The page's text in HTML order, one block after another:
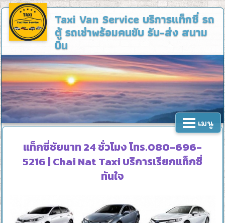
Taxi Van Serviceบริการแท็กซี่ รถ
ตู้ รถเช่าพร้อมคนขับ รับ-ส่ง สนาม
บิน
เมนู
แท็กซี่ชัยนาท 24 ชั่วโมง โทร.080-696-
5216 | Chai Nat Taxi บริการเรียกแท็กซี่
ทันใจ